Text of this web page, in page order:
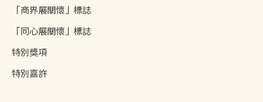
「商界展關懷」標誌
「同心展關懷」標誌
特別獎項
特別嘉許